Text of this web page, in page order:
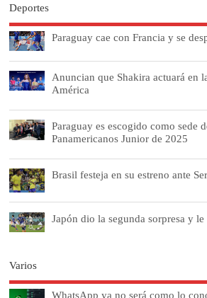
Deportes
Paraguay cae con Francia y se
Anuncian que Shakira actuará en
América
Paraguay es escogido como sede
Panamericanos Junior de 2025
Brasil festeja en su estreno ante
Japón dio la segunda sorpresa y
Varios
WhatsApp ya no será como lo